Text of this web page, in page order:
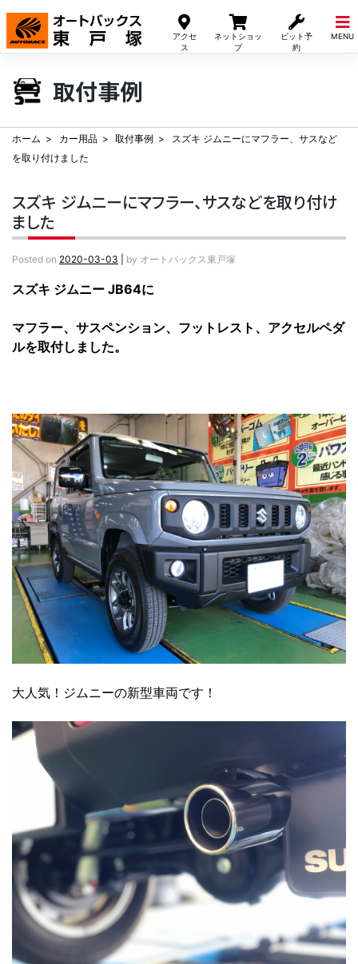
アクセ
ス
ネットショッ
プ
ピット予
約
MENU
Skip
content
取付事例
ホーム カー用品 取付事例
スズキ ジムニーにマフラー、サスなど
を取り付けました
スズキ ジムニーにマフラー、サスなどを取り付け
ました
Posted on 2020-03-03 by オートバックス東戸塚
スズキ ジムニー JB64に
マフラー、サスペンション、フットレスト、アクセルペダ
ルを取付しました。
大人気！ジムニーの新型車両です！